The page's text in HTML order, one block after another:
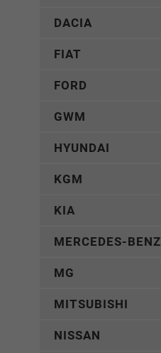
DACIA
FIAT
FORD
GWM
HYUNDAI
KGM
KIA
MERCEDES-BENZ
MG
MITSUBISHI
NISSAN